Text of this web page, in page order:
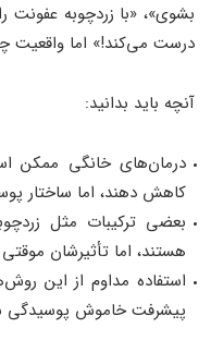
بشوی»، «با زردچوبه عفونت
درست می‌کند!» اما
آنچه باید بدانید:
درمان‌های خانگی ممکن
کاهش دهند، اما ساختار
بعضی ترکیبات مثل
هستند، اما تأثیرشان
استفاده مداوم از این
پیشرفت خاموش پوسیدگی